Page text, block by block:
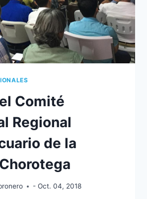
Comité
Regional
de la
- Oct. 04, 2018